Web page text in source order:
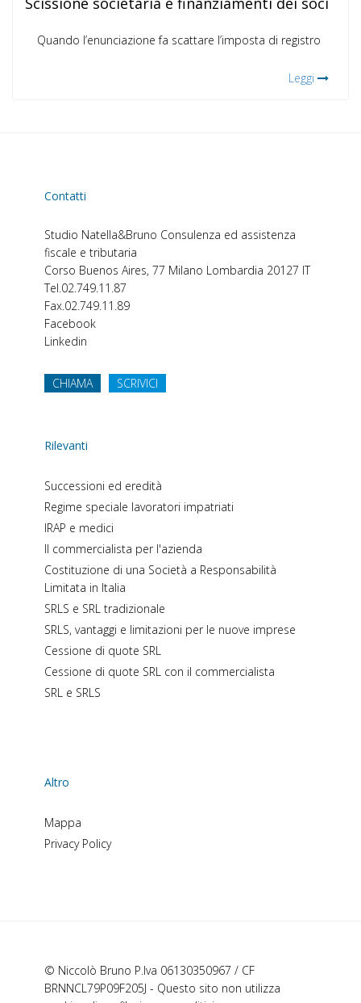
Quando l’enunciazione fa scattare l’imposta di registro
Leggi
Contatti
Studio Natella&Bruno Consulenza ed assistenza
fiscale e tributaria
Corso Buenos Aires, 77 Milano Lombardia 20127 IT
Tel.02.749.11.87
Fax.02.749.11.89
Facebook
Linkedin
CHIAMA SCRIVICI
Rilevanti
Successioni ed eredità
Regime speciale lavoratori impatriati
IRAP e medici
Il commercialista per l'azienda
Costituzione di una Società a Responsabilità
Limitata in Italia
SRLS e SRL tradizionale
SRLS, vantaggi e limitazioni per le nuove imprese
Cessione di quote SRL
Cessione di quote SRL con il commercialista
SRL e SRLS
Altro
Mappa
Privacy Policy
© Niccolò Bruno P.Iva 06130350967 / CF
BRNNCL79P09F205J - Questo sito non utilizza